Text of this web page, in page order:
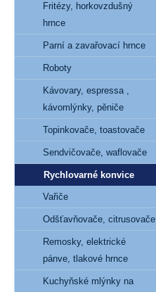
Fritézy, horkovzdušný
hrnce
Parní a zavařovací hrnce
Roboty
Kávovary, espressa ,
kávomlýnky, pěniče
Topinkovače, toastovače
Sendvičovače, waflovače
Rychlovarné konvice
Vařiče
Odšťavňovače, citrusovače
Remosky, elektrické
pánve, tlakové hrnce
Kuchyňské mlýnky na